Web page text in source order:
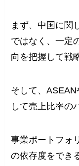
まず、中国に関
ではなく、一定
向を把握して戦
そして、
して売上比率の
事業ポートフォ
の依存度をでき